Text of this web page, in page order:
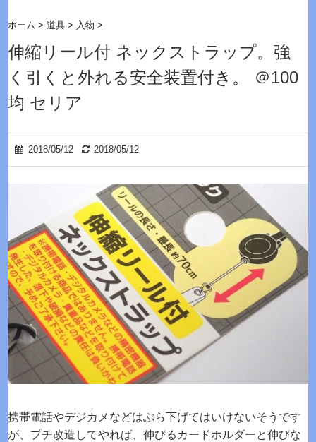
ホーム >道具 > 入物 >
伸縮リール付 ネックストラップ。強
く引くと外れる安全装置付き。 ＠100
均 セリア
2018/05/12 2018/05/12
携帯電話やデジカメなどはぶら下げてはいけないそうです
が、プチ改造してやれば、伸びるカードホルダーと伸びな